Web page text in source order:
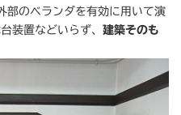
のベランダを有効に用いて演
装置などいらず、 建築そのも